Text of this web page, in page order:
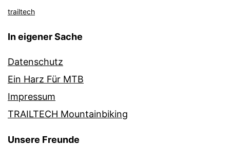
trailtech
In eigener Sache
Datenschutz
Ein Harz Für MTB
Impressum
TRAILTECH Mountainbiking
Unsere Freunde